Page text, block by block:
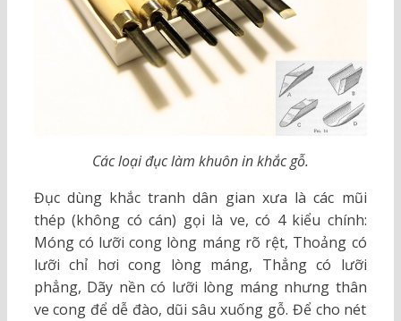
Các loại đục làm khuôn in khắc gỗ.
Đục dùng khắc tranh dân gian xưa là các mũi
thép (không có cán) gọi là ve, có 4 kiểu chính:
Móng có lưỡi cong lòng máng rõ rệt, Thoảng có
lưỡi chỉ hơi cong lòng máng, Thẳng có lưỡi
phẳng, Dãy nền có lưỡi lòng máng nhưng thân
ve cong để dễ đào, dũi sâu xuống gỗ. Để cho nét